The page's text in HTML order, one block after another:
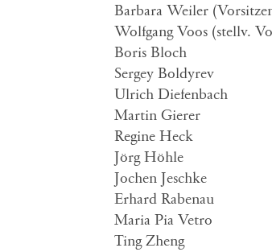
Barbara Weiler
Wolfgang Voos (stellv.
Boris Bloch
Sergey Boldyrev
Ulrich Diefenbach
Martin Gierer
Regine Heck
Jörg Höhle
Jochen Jeschke
Erhard Rabenau
Maria Pia Vetro
Ting Zheng